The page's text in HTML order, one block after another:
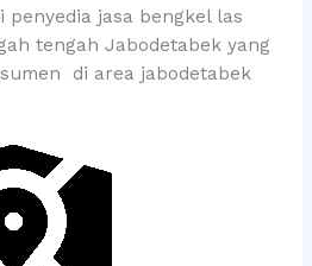
jasa bengkel las
tengah Jabodetabek yang
di area jabodetabek